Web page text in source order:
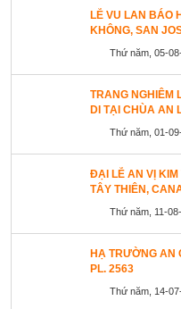
LỄ VU LAN BÁO
KHÔNG, SAN
Thứ năm, 05-
TRANG NGHIÊM
DI TẠI CHÙA AN
Thứ năm, 01-
ĐẠI LỄ AN VỊ
TÂY THIÊN,
Thứ năm, 11-
HẠ TRƯỜNG AN
PL. 2563
Thứ năm, 14-